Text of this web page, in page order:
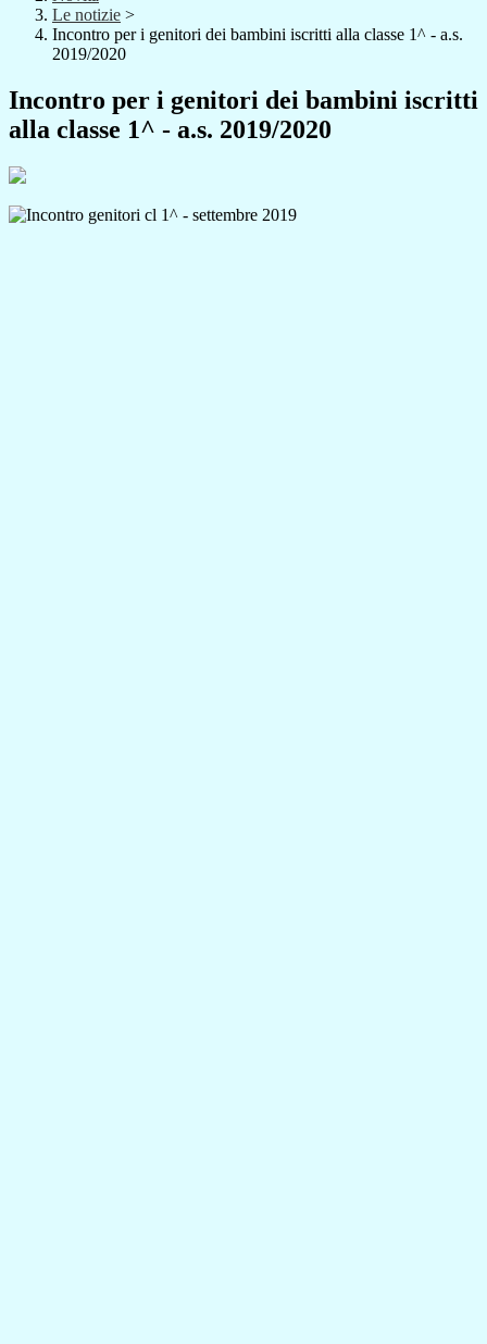
Le notizie >
Incontro per i genitori dei bambini iscritti alla classe 1^ - a.s.
2019/2020
Incontro per i genitori dei bambini iscritti
alla classe 1^ - a.s. 2019/2020